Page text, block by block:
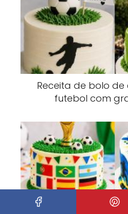
Receita de bolo de
futebol com
Modelos de bolos